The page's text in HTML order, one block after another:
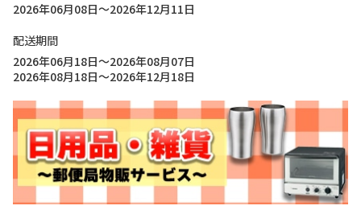
2026年06月08日～2026年12月11日
配送期間
2026年06月18日～2026年08月07日
2026年08月18日～2026年12月18日